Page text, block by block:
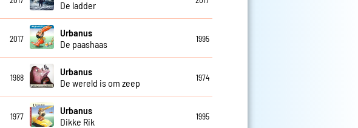
De ladder
2017
Urbanus
De paashaas
1995
1988
Urbanus
De wereld is om zeep
1974
1977
Urbanus
Dikke Rik
1995